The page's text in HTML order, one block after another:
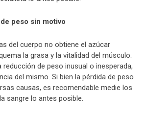
peso sin motivo
del cuerpo no obtiene el azúcar
la grasa y la vitalidad del músculo.
reducción de peso inusual o inesperada,
del mismo. Si bien la pérdida de peso
causas, es recomendable medie los
sangre lo antes posible.